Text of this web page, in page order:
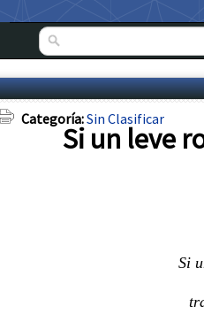
Categoría:Sin Clasificar
Si un leve
Si